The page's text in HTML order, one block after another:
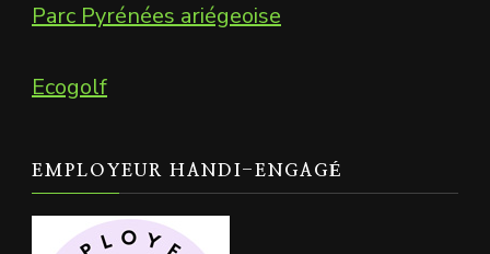
Parc Pyrénées ariégeoise
Ecogolf
EMPLOYEUR HANDI-ENGAGÉ